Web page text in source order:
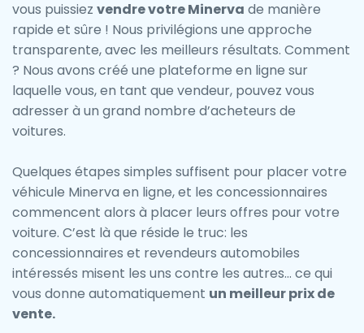
vous puissiez vendre votre Minerva de manière
rapide et sûre ! Nous privilégions une approche
transparente, avec les meilleurs résultats. Comment
? Nous avons créé une plateforme en ligne sur
laquelle vous, en tant que vendeur, pouvez vous
adresser à un grand nombre d’acheteurs de
voitures.
Quelques étapes simples suffisent pour placer votre
véhicule Minerva en ligne, et les concessionnaires
commencent alors à placer leurs offres pour votre
voiture. C’est là que réside le truc: les
concessionnaires et revendeurs automobiles
intéressés misent les uns contre les autres… ce qui
vous donne automatiquement un meilleur prix de
vente.